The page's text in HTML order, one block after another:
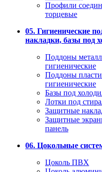
Профили
торцевые
05. Гигиенические
накладки, базы под
Поддоны
гигиенические
Поддоны
гигиенические
Базы под
Лотки под
Защитные
Защитные
панель
06. Цокольные
Цоколь ПВХ